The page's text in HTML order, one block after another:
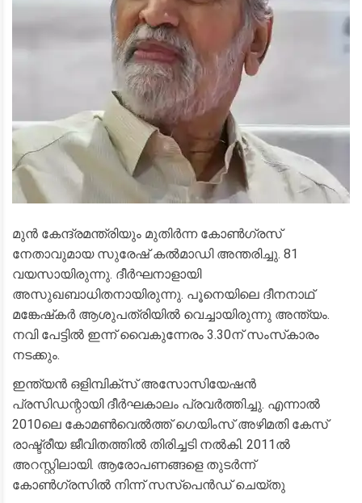
മുൻ കേന്ദ്രമന്ത്രിയും മുതിർന്ന കോൺഗ്രസ്
നേതാവുമായ സുരേഷ് കൽമാഡി അന്തരിച്ചു. 81
വയസായിരുന്നു. ദീർഘനാളായി
അസുഖബാധിതനായിരുന്നു. പൂനെയിലെ ദീനനാഥ്
മങ്കേഷ്‌കർ ആശുപത്രിയിൽ വെച്ചായിരുന്നു അന്ത്യം.
നവി പേട്ടിൽ ഇന്ന് വൈകുന്നേരം 3.30ന് സംസ്‌കാരം
നടക്കും.
ഇന്ത്യൻ ഒളിമ്പിക്‌സ് അസോസിയേഷൻ
പ്രസിഡന്റായി ദീർഘകാലം പ്രവർത്തിച്ചു. എന്നാൽ
2010ലെ കോമൺവെൽത്ത് ഗെയിംസ് അഴിമതി കേസ്
രാഷ്ട്രീയ ജീവിതത്തിൽ തിരിച്ചടി നൽകി. 2011ൽ
അറസ്റ്റിലായി. ആരോപണങ്ങളെ തുടർന്ന്
കോൺഗ്രസിൽ നിന്ന് സസ്‌പെൻഡ് ചെയ്തു